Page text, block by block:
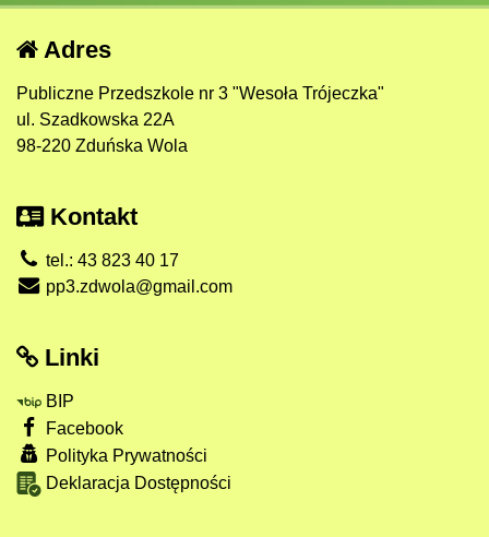
Adres
Publiczne Przedszkole nr 3 "Wesoła Trójeczka"
ul. Szadkowska 22A
98-220 Zduńska Wola
Kontakt
tel.: 43 823 40 17
pp3.zdwola@gmail.com
Linki
BIP
Facebook
Polityka Prywatności
Deklaracja Dostępności